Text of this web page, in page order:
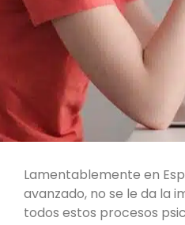
Lamentablemente en
avanzado, no se le da la
todos estos procesos